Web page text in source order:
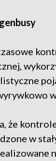
że
w